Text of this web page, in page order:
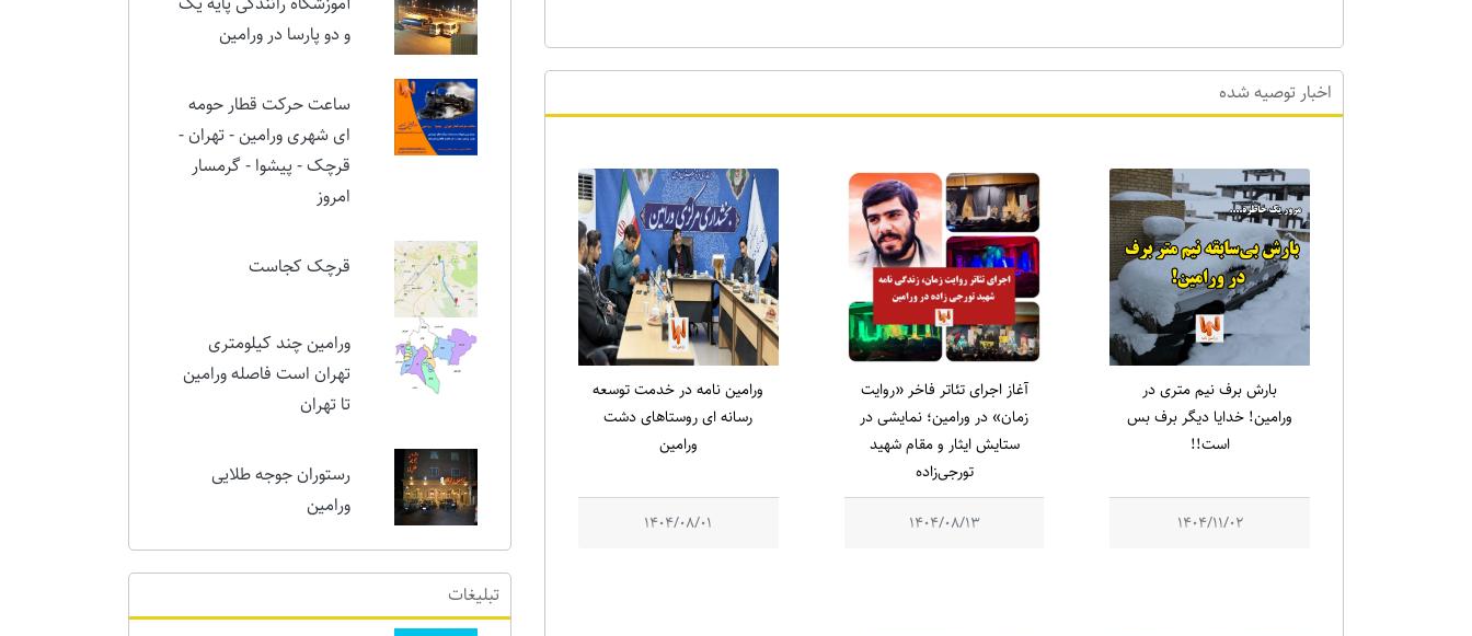
اخبار توصیه شده
بارش برف نیم متری در
ورامین! خدایا دیگر برف بس
است!!
1404/11/02
آغاز اجرای تئاتر فاخر «روایت
زمان» در ورامین؛ نمایشی در
ستایش ایثار و مقام شهید
تورجی‌زاده
1404/08/13
ورامین نامه در خدمت توسعه
رسانه ای روستاهای دشت
ورامین
1404/08/01
پر بازدیدترین ها
و دو پارسا در ورامین
ساعت حرکت قطار حومه
ای شهری ورامین - تهران -
امروز
قرچک کجاست
ورامین چند کیلومتری
تا تهران
رستوران جوجه طلایی
ورامین